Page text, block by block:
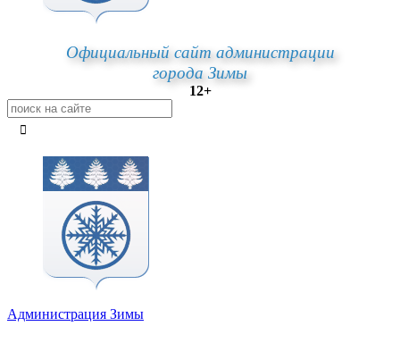
Официальный сайт администрации
города Зимы
12+
Администрация Зимы